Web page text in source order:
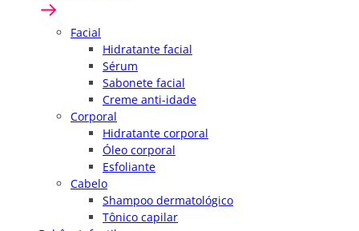
Facial
Hidratante facial
Sérum
Sabonete facial
Creme anti-idade
Corporal
Hidratante corporal
Óleo corporal
Esfoliante
Cabelo
Shampoo dermatológico
Tônico capilar